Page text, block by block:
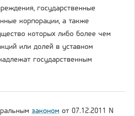
государственные
корпорации, а также
которых либо более чем
или долей в уставном
государственным
законом от 07.12.2011 N